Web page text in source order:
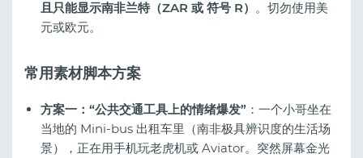
且只能显示南非兰特（ZAR 或 符号 R） 。切勿使用美
元或欧元。
常用素材脚本方案
方案一：“公共交通工具上的情绪爆发” ：一个小哥坐在
当地的 Mini-bus 出租车里（南非极具辨识度的生活场
景），正在用手机玩老虎机或 Aviator。突然屏幕金光